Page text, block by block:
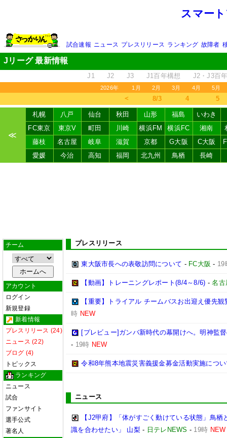
スマー
試合速報 ニュース プレスリリース ランキング 故障者
Jリーグ 最新情報
J1 J2 J3 J1百年構想 J2・J3百
2026年 1月 2月 3月 4月 5月
＜ 8/3 4 5
≪
札幌 八戸 仙台 秋田 山形 福島
いわき
FC東京
東京V 町田 川崎 横浜FM 横浜FC 湘南
藤枝
名古屋 岐阜 滋賀 京都 G大阪 C大阪
愛媛
今治 高知 福岡 北九州 鳥栖 長崎
チーム
アカウント
ログイン
新規登録
新着情報
プレスリリース (24)
ニュース (22)
ブログ (4)
トピックス
ランキング
ニュース
試合
ファンサイト
選手公式
著名人
プレスリリース
東大阪市長への表敬訪問について - FC大阪 - 19
【動画】トレーニングレポート(8/4～8/6) -名古
【重要】トライアル チームバスお出迎え優先
時 NEW
[プレビュー]ガンバ新時代の幕開けへ。明神監
- 19時 NEW
令和8年熊本地震災害義援金募金活動実施につ
ニュース
【J2甲府】「体がすごく動けている状態」鳥
識を合わせたい」 山梨- 日テレNEWS - 19時 NEW